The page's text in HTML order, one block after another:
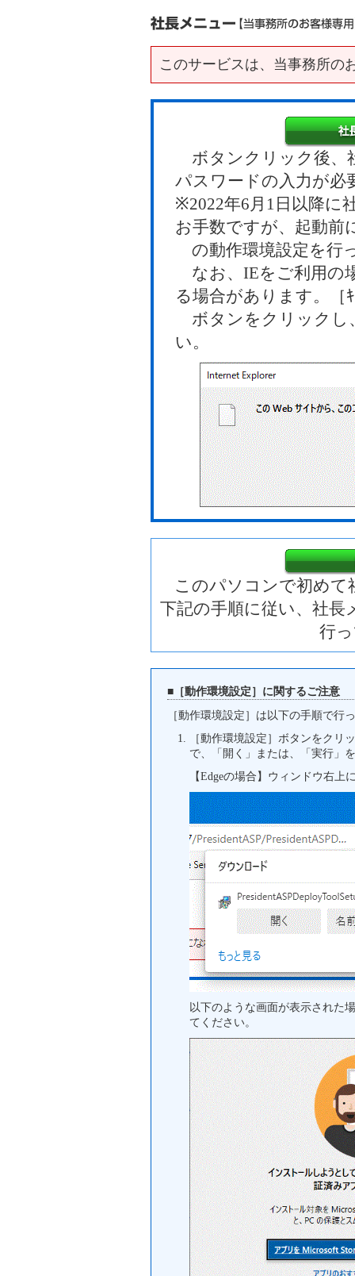
このサービスは、当事務所の
ボタンクリック後、
パスワードの入力が必
※2022年6月1日以降に
お手数ですが、起動前
の動作環境設定を行
なお、IEをご利用の
る場合があります。［
ボタンをクリックし
い。
このパソコンで初めて
下記の手順に従い、社長
行
■［動作環境設定］に関するご注意
［動作環境設定］は以下の手順で行
［動作環境設定］ボタンをクリ
で、「開く」または、「実行」
【Edgeの場合】ウィンドウ右
以下のような画面が表示された
てください。